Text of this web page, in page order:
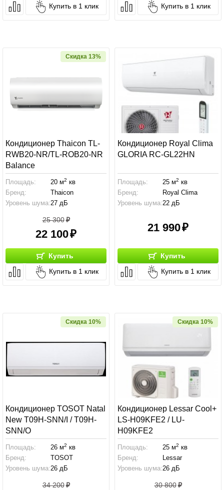
Купить в 1 клик
Купить в 1 клик
Скидка 13%
Кондиционер Thaicon TL-
RWB20-NR/TL-ROB20-NR
Balance
Площадь: 20 м2 кв
Бренд:
Thaicon
Уровень шума:27 дБ
25 300
22 100
Купить
Купить в 1 клик
Кондиционер Royal Clima
GLORIA RC-GL22HN
Площадь: 25 м2 кв
Бренд:
Royal Clima
Уровень шума:22 дБ
21 990
Купить
Купить в 1 клик
Скидка 10%
Кондиционер TOSOT Natal
New T09H-SNN/I / T09H-
SNN/O
Площадь: 26 м2 кв
Бренд:
TOSOT
Уровень шума:26 дБ
34 200
Скидка 10%
Кондиционер Lessar Cool+
LS-H09KFE2 / LU-
H09KFE2
Площадь: 25 м2 кв
Бренд:
Lessar
Уровень шума:26 дБ
30 800